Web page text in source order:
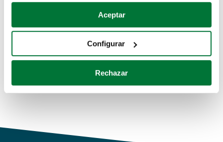
Si lo permite, también quisiéramos:
Recopilar información sobre su ubicación geográfica
Identificar su dispositivo analizándolo activamente
para buscar características específicas (huellas
Obtenga más información sobre cómo se procesan sus
de cookies.
Aceptar
Configurar
Rechazar
Coches de segunda mano
Coches de km0